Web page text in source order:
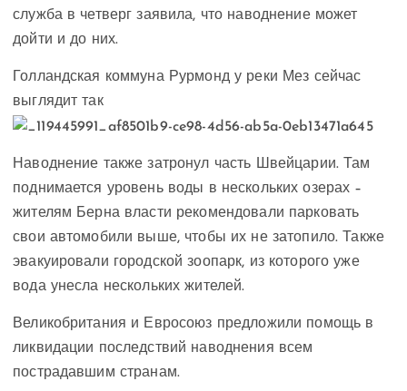
служба в четверг заявила, что наводнение может
дойти и до них.
Голландская коммуна Рурмонд у реки Мез сейчас
выглядит так
Наводнение также затронул часть Швейцарии. Там
поднимается уровень воды в нескольких озерах –
жителям Берна власти рекомендовали парковать
свои автомобили выше, чтобы их не затопило. Также
эвакуировали городской зоопарк, из которого уже
вода унесла нескольких жителей.
Великобритания и Евросоюз предложили помощь в
ликвидации последствий наводнения всем
пострадавшим странам.